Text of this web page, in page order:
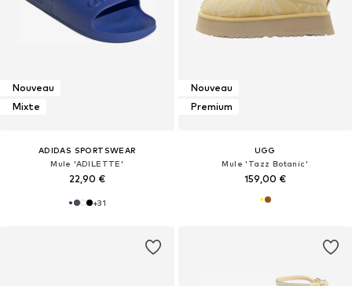
Nouveau
Mixte
ADIDAS SPORTSWEAR
Mule 'ADILETTE'
22,90 €
+31
Nouveau
Premium
UGG
Mule 'Tazz Botanic'
159,00 €